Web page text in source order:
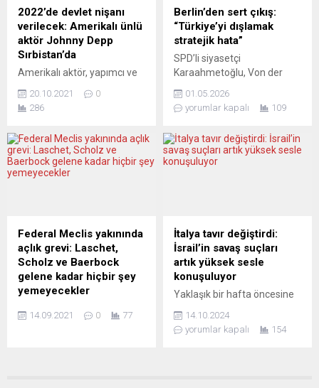
sarfiyatının yüzde 15
azaltılması öngörülüyordu,
ancak sonrasında çok
sayıda istisna getirildi. Pek
şüpheyle yaklaşmasının...
figürler için kapsamlı ve
tutarlı bir yorum...
2022’de devlet nişanı
verilecek: Amerikalı ünlü
aktör Johnny Depp
Sırbistan’da
Amerikalı aktör, yapımcı ve
Iervolino Stüdyosu’nun
Sırbistan şubesince yapılan
dizisinin tanıtımı için
başkent Belgrad’a geldi.
Depp’in Johnny Puff
Dijital Stüdyosu üstleniyor.
Sırbistan Cumhurbaşkanı
Aleksandar Vucic ile
görüşen Depp’e, Andrea
Iervolino, Monika Bakardi ve
Milos Bikovic eşlik ediyor.
Vucic,...
20.10.2021
0
286
Berlin’den sert çıkış:
“Türkiye’yi dışlamak
stratejik hata”
SPD’li siyasetçi
Karaahmetoğlu, Von der
sorgulanıyor Almanya’da
SPD Federal Meclis
Karaahmetoğlu, Avrupa
Komisyonu Başkanı Ursula
ve Çin ile aynı çerçevede
değerlendiren ifadelerine
sert tepki gösterdi. 23 Nisan
2026 tarihli açıklamada,...
01.05.2026
yorumlar kapalı
109
Federal Meclis yakınında
açlık grevi: Laschet,
Scholz ve Baerbock
gelene kadar hiçbir şey
yemeyecekler
kendileriyle konuşmaya
14.09.2021 0 77
İtalya tavır değiştirdi:
İsrail’in savaş suçları
artık yüksek sesle
konuşuluyor
Yaklaşık bir hafta öncesine
Lübnan’daki soykırımına
sessiz kalan İtalya, İsrail’in
14.10.2024
yorumlar kapalı
154